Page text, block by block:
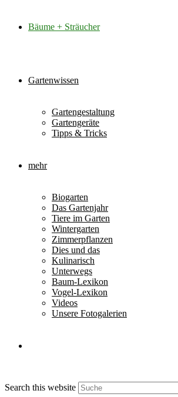
Bäume + Sträucher
Gartenwissen
Gartengestaltung
Gartengeräte
Tipps & Tricks
mehr
Biogarten
Das Gartenjahr
Tiere im Garten
Wintergarten
Zimmerpflanzen
Dies und das
Kulinarisch
Unterwegs
Baum-Lexikon
Vogel-Lexikon
Videos
Unsere Fotogalerien
Search this website